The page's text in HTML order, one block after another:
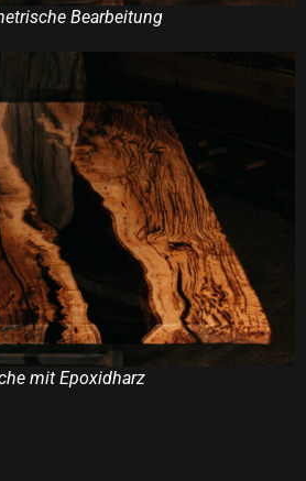
Bearbeitung
mit Epoxidharz